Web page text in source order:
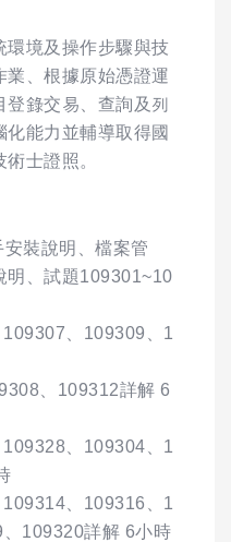
環境及操作步驟與技
業、根據原始憑證運
登錄交易、查詢及列
能力並輔導取得國
士證照。
裝說明、檔案管
明、試題109301~10
、109309、1
、109312詳解 6
、109304、1
、109316、1
109320詳解 6小時